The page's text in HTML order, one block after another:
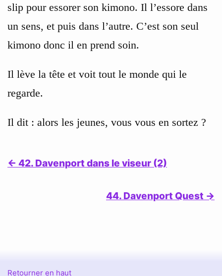
slip pour essorer son kimono. Il l’essore dans
un sens, et puis dans l’autre. C’est son seul
kimono donc il en prend soin.
Il lève la tête et voit tout le monde qui le
regarde.
Il dit : alors les jeunes, vous vous en sortez ?
← 42. Davenport dans le viseur (2)
44. Davenport Quest →
Retourner en haut